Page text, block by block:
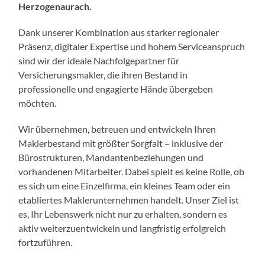
Herzogenaurach.
Dank unserer Kombination aus starker regionaler
Präsenz, digitaler Expertise und hohem Serviceanspruch
sind wir der ideale Nachfolgepartner für
Versicherungsmakler, die ihren Bestand in
professionelle und engagierte Hände übergeben
möchten.
Wir übernehmen, betreuen und entwickeln Ihren
Maklerbestand mit größter Sorgfalt – inklusive der
Bürostrukturen, Mandantenbeziehungen und
vorhandenen Mitarbeiter. Dabei spielt es keine Rolle, ob
es sich um eine Einzelfirma, ein kleines Team oder ein
etabliertes Maklerunternehmen handelt. Unser Ziel ist
es, Ihr Lebenswerk nicht nur zu erhalten, sondern es
aktiv weiterzuentwickeln und langfristig erfolgreich
fortzuführen.